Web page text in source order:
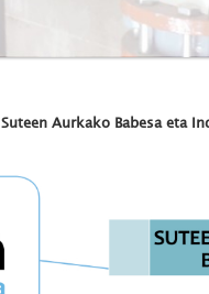
Suteen Aurkako Babesa eta